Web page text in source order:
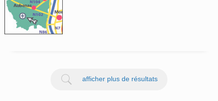
afficher plus de résultats